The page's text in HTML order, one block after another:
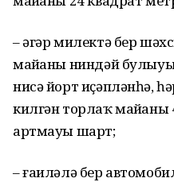
– әгәр милектә бер
майҙаны ниндәй
нисә йорт иҫәпләнһә,
килгән торлаҡ майҙаны
артмауы шарт;
– ғаиләлә бер